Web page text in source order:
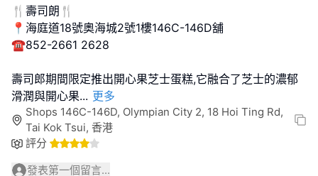
🍴壽司朗🍴
📍海庭道18號奧海城2號1樓146C-146D舖
☎️852-2661 2628
壽司郎期間限定推出開心果芝士蛋糕,它融合了芝士的濃郁
滑潤與開心果... 更多
Shops 146C-146D, Olympian City 2, 18 Hoi Ting Rd,
Tai Kok Tsui, 香港
評分
發表第一個留言...